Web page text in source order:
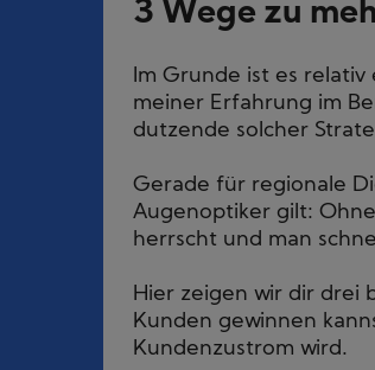
3 Wege zu
Im Grunde ist es
meiner Erfahrung im
dutzende solcher
Gerade für regionale
Augenoptiker gilt:
herrscht und man
Hier zeigen wir dir drei
Kunden gewinnen
Kundenzustrom wird.